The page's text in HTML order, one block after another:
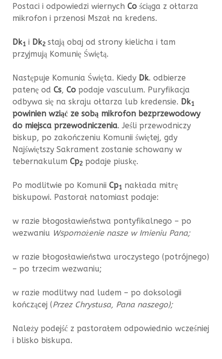
Postaci i odpowiedzi wiernych Co ściąga z ołtarza
mikrofon i przenosi Mszał na kredens.
Dk1 i Dk2 stają obaj od strony kielicha i tam
przyjmują Komunię Świętą.
Następuje Komunia Święta. Kiedy Dk. odbierze
patenę od Cs, Co podaje vasculum. Puryfikacja
odbywa się na skraju ołtarza lub kredensie. Dk1
powinien wziąć ze sobą mikrofon bezprzewodowy
do miejsca przewodniczenia. Jeśli przewodniczy
biskup, po zakończeniu Komunii świętej, gdy
Najświętszy Sakrament zostanie schowany w
tebernakulum Cp2 podaje piuskę.
Po modlitwie po Komunii Cp1 nakłada mitrę
biskupowi. Pastorał natomiast podaje:
w razie błogosławieństwa pontyfikalnego – po
wezwaniu Wspomożenie nasze w Imieniu Pana;
w razie błogosławieństwa uroczystego (potrójnego)
– po trzecim wezwaniu;
w razie modlitwy nad ludem – po doksologii
kończącej (Przez Chrystusa, Pana naszego);
Należy podejść z pastorałem odpowiednio wcześniej
i blisko biskupa.